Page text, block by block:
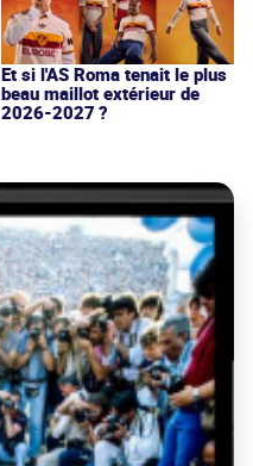
Et si l'AS Roma tenait le plus
beau maillot extérieur de
2026-2027 ?